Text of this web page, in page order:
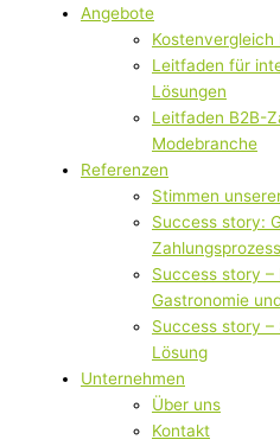
Angebote
Kostenvergleich
Leitfaden für
Lösungen
Leitfaden B2B-
Modebranche
Referenzen
Stimmen
Success story:
Success story –
Gastronomie
Success story
Lösung
Unternehmen
Über uns
Kontakt